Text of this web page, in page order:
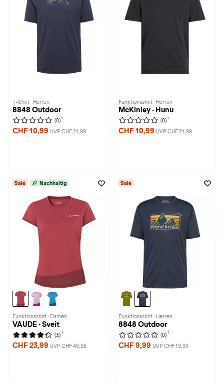
T-Shirt · Herren
8848 Outdoor
(0) 1
CHF 10,99 UVP CHF 21,99
Funktionsshirt · Herren
McKinley · Hunu
(0) 1
CHF 10,99 UVP CHF 21,99
Sale Nachhaltig
Funktionsshirt · Damen
VAUDE · Sveit
(3) 1
CHF 23,99 UVP CHF 49,95
Sale
Funktionsshirt · Herren
8848 Outdoor
(0) 1
CHF 9,99 UVP CHF 19,99